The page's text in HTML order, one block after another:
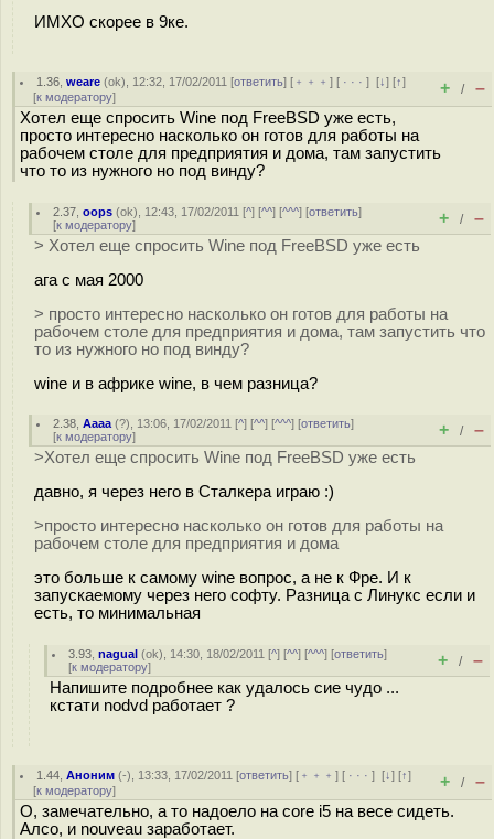
ИМХО скорее в 9ке.
1.36 ,weare (ok), 12:32, 17/02/2011 [ответить] [ ﹢﹢﹢] [ · · ·][↓] [↑]
[к модератору] + / –
Хотел еще спросить Wine под FreeBSD уже есть,
просто интересно насколько он готов для работы на
рабочем столе для предприятия и дома, там запустить
что то из нужного но под винду?
2.37 ,oops (ok), 12:43, 17/02/2011 [^] [^^] [^^^] [ответить]
[к модератору] + / –
> Хотел еще спросить Wine под FreeBSD уже есть
ага с мая 2000
> просто интересно насколько он готов для работы на
рабочем столе для предприятия и дома, там запустить что
то из нужного но под винду?
wine и в африке wine, в чем разница?
2.38 ,Аааа (?), 13:06, 17/02/2011 [^] [^^] [^^^] [ответить]
[к модератору] + / –
>Хотел еще спросить Wine под FreeBSD уже есть
давно, я через него в Сталкера играю :)
>просто интересно насколько он готов для работы на
рабочем столе для предприятия и дома
это больше к самому wine вопрос, а не к Фре. И к
запускаемому через него софту. Разница с Линукс если и
есть, то минимальная
3.93 ,nagual (ok), 14:30, 18/02/2011 [^] [^^] [^^^] [ответить]
[к модератору] + / –
Напишите подробнее как удалось сие чудо ...
кстати nodvd работает ?
1.44 ,Аноним (-), 13:33, 17/02/2011 [ответить] [ ﹢﹢﹢] [ · · ·][↓] [↑]
[к модератору] + / –
О, замечательно, а то надоело на core i5 на весе сидеть.
Алсо, и nouveau заработает.